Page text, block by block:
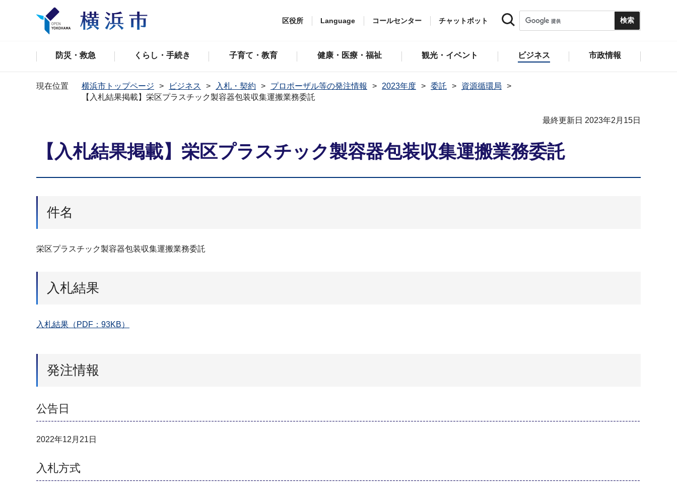
区役所 Language コールセンター チャットボット
防災・救急 くらし・手続き 子育て・教育 健康・医療・福祉 観光・イベント ビジネス 市政情報
現在位置 横浜市トップページ ビジネス 入札・契約 プロポーザル等の発注情報 2023年度 委託
資源循環局
【入札結果掲載】栄区プラスチック製容器包装収集運搬業務委託
最終更新日 2023年2月15日
【入札結果掲載】栄区プラスチック製容器包装収集運搬業務委託
件名
栄区プラスチック製容器包装収集運搬業務委託
入札結果
入札結果（PDF：93KB）
発注情報
公告日
2022年12月21日
入札方式